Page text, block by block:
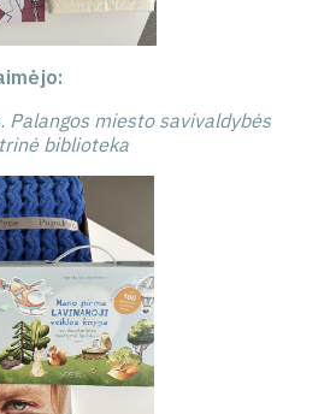
Palangos miesto savivaldybės
biblioteka